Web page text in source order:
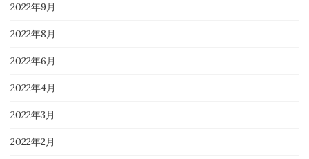
2022年9月
2022年8月
2022年6月
2022年4月
2022年3月
2022年2月